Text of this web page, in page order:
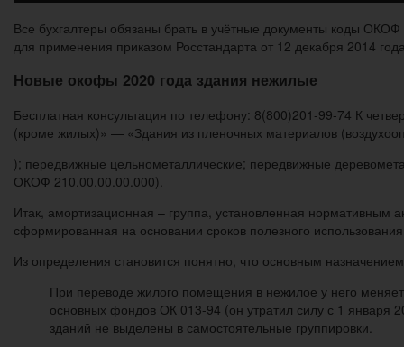
Все бухгалтеры обязаны брать в учётные документы коды
для применения приказом Росстандарта от 12 декабря 2014
Новые окофы 2020 года здания нежилые
Бесплатная консультация по телефону: 8(800)201-99-74 К
(кроме жилых)» — «Здания из пленочных материалов
); передвижные цельнометаллические; передвижные
ОКОФ 210.00.00.00.000).
Итак, амортизационная – группа, установленная нормативным
сформированная на основании сроков полезного
Из определения становится понятно, что основным
При переводе жилого помещения в нежилое у него
основных фондов ОК 013-94 (он утратил силу с 1 января
зданий не выделены в самостоятельные группировки.